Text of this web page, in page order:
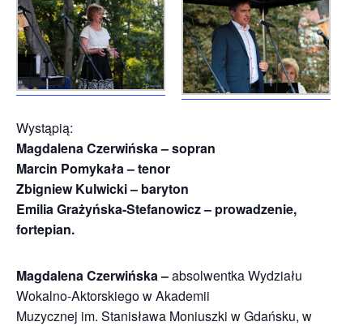
Wystąpią:
Magdalena Czerwińska – sopran
Marcin Pomykała – tenor
Zbigniew Kulwicki – baryton
Emilia Grażyńska-Stefanowicz – prowadzenie,
fortepian.
Magdalena Czerwińska –absolwentka Wydziału
Wokalno-Aktorskiego w Akademii
Muzycznej im. Stanisława Moniuszki w Gdańsku, w